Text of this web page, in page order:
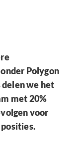
Polygon
delen we het
met 20%
voor